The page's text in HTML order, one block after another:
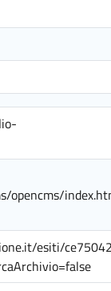
opencms/
esiti/